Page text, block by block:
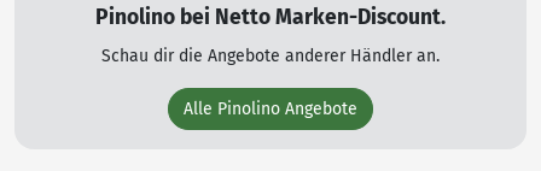
Pinolino bei Netto Marken-Discount.
Schau dir die Angebote anderer Händler an.
Alle Pinolino Angebote